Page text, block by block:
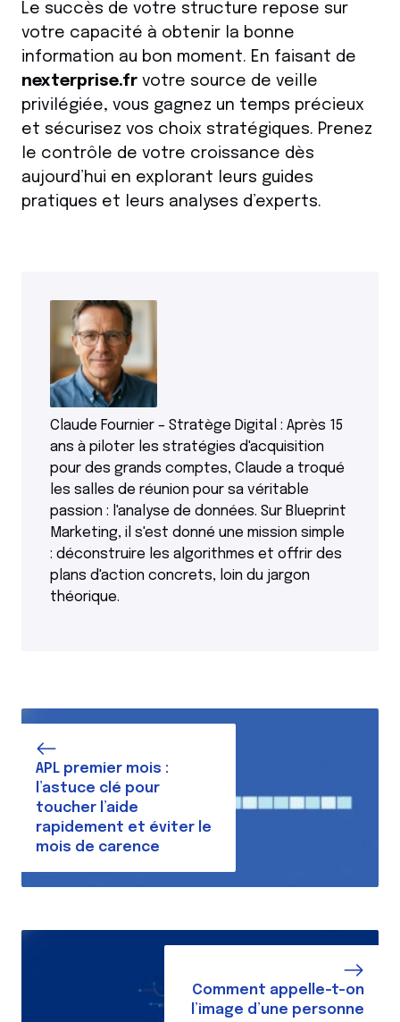
Le succès de votre structure repose sur
votre capacité à obtenir la bonne
information au bon moment. En faisant de
nexterprise.fr votre source de veille
privilégiée, vous gagnez un temps précieux
et sécurisez vos choix stratégiques. Prenez
le contrôle de votre croissance dès
aujourd’hui en explorant leurs guides
pratiques et leurs analyses d’experts.
Claude Fournier – Stratège Digital : Après 15
ans à piloter les stratégies d'acquisition
pour des grands comptes, Claude a troqué
les salles de réunion pour sa véritable
passion : l'analyse de données. Sur Blueprint
Marketing, il s'est donné une mission simple
: déconstruire les algorithmes et offrir des
plans d'action concrets, loin du jargon
théorique.
APL premier mois :
l’astuce clé pour
toucher l’aide
rapidement et éviter le
mois de carence
Comment appelle-t-on
l’image d’une personne